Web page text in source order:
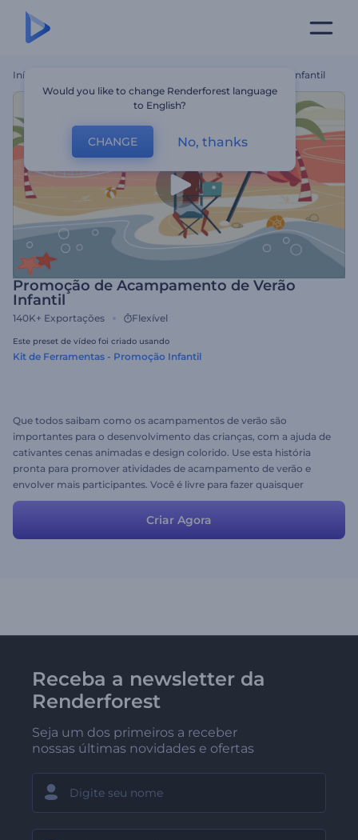
Início Promoção De Acampamento De Verão Infantil
Promoção de Acampamento de Verão
Infantil
140K+ Exportações Flexível
Este preset de vídeo foi criado usando
Kit de Ferramentas - Promoção Infantil
Que todos saibam como os acampamentos de verão são
importantes para o desenvolvimento das crianças, com a ajuda de
cativantes cenas animadas e design colorido. Use esta história
pronta para promover atividades de acampamento de verão e
envolver mais participantes. Você é livre para fazer quaisquer
alterações nesta predefinição para obter o resultado desejado;
adicione novas cenas ou exclua as que você não precisa.
Criar Agora
Receba a newsletter da
Renderforest
Seja um dos primeiros a receber
nossas últimas novidades e ofertas
Would you like to change Renderforest language
to English?
CHANGE No, thanks